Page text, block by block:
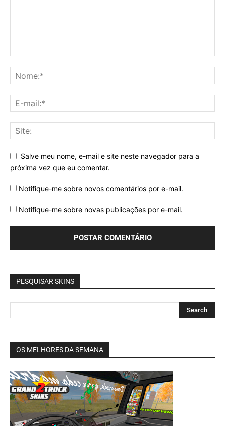
Salve meu nome, e-mail e site neste navegador para a
próxima vez que eu comentar.
Notifique-me sobre novos comentários por e-mail.
Notifique-me sobre novas publicações por e-mail.
PESQUISAR SKINS
OS MELHORES DA SEMANA